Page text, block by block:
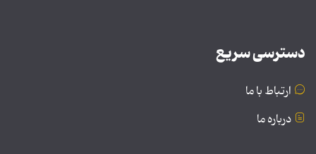
دسترسی سریع
ارتباط با ما
درباره ما